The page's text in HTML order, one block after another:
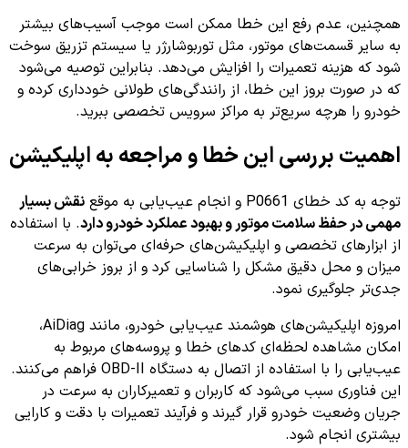
همچنین، عدم رفع این خطا ممکن است موجب آسیب‌های بیشتر
به سایر قسمت‌های موتور، مثل توربوشارژر یا سیستم تزریق سوخت
شود که هزینه تعمیرات را افزایش می‌دهد. بنابراین توصیه می‌شود
که در صورت بروز این خطا، از رانندگی‌های طولانی خودداری کرده و
خودرو را هرچه سریع‌تر به مراکز سرویس تخصصی ببرید.
اهمیت بررسی این خطا و مراجعه به اپلیکیشن
توجه به کد خطای P0661 و انجام عیب‌یابی به موقع
نقش بسیار
مهمی در حفظ سلامت موتور و بهبود عملکرد خودرو دارد. با استفاده
از ابزارهای تخصصی و اپلیکیشن‌های حرفه‌ای می‌توان به سرعت
میزان و محل دقیق مشکل را شناسایی کرد و از بروز خرابی‌های
جدی‌تر جلوگیری نمود.
امروزه اپلیکیشن‌های هوشمند عیب‌یابی خودرو، مانند AiDiag،
امکان مشاهده لحظه‌ای کدهای خطا و پروسه‌های مربوط به
عیب‌یابی را با استفاده از اتصال به دستگاه OBD-II فراهم می‌کنند.
این فناوری سبب می‌شود که کاربران و تعمیرکاران به سرعت در
جریان وضعیت خودرو قرار گیرند و فرآیند تعمیرات با دقت و کارایی
بیشتری انجام شود.